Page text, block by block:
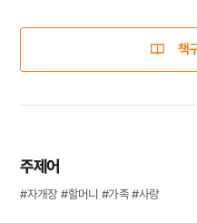
책
주제어
#자개장 #할머니 #가족 #사랑